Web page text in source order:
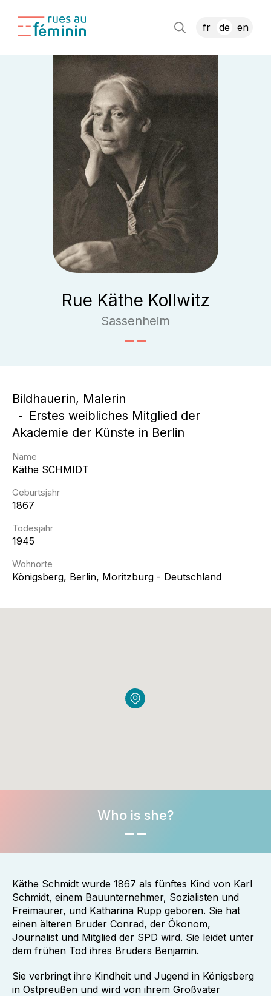
fr de en
Rue Käthe Kollwitz
Sassenheim
Bildhauerin, Malerin
Erstes weibliches Mitglied der
Akademie der Künste in Berlin
Name
Käthe SCHMIDT
Geburtsjahr
1867
Todesjahr
1945
Wohnorte
Königsberg, Berlin, Moritzburg - Deutschland
Who is she?
Käthe Schmidt wurde 1867 als fünftes Kind von Karl
Schmidt, einem Bauunternehmer, Sozialisten und
Freimaurer, und Katharina Rupp geboren. Sie hat
einen älteren Bruder Conrad, der Ökonom,
Journalist und Mitglied der SPD wird. Sie leidet unter
dem frühen Tod ihres Bruders Benjamin.
Sie verbringt ihre Kindheit und Jugend in Königsberg
in Ostpreußen und wird von ihrem Großvater